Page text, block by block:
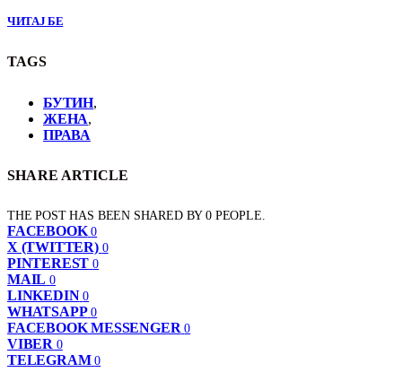
ЧИТАЈ БЕ
TAGS
БУТИН,
ЖЕНА,
ПРАВА
SHARE ARTICLE
THE POST HAS BEEN SHARED BY0 PEOPLE.
FACEBOOK 0
X (TWITTER) 0
PINTEREST 0
MAIL 0
LINKEDIN 0
WHATSAPP 0
FACEBOOK MESSENGER 0
VIBER 0
TELEGRAM 0